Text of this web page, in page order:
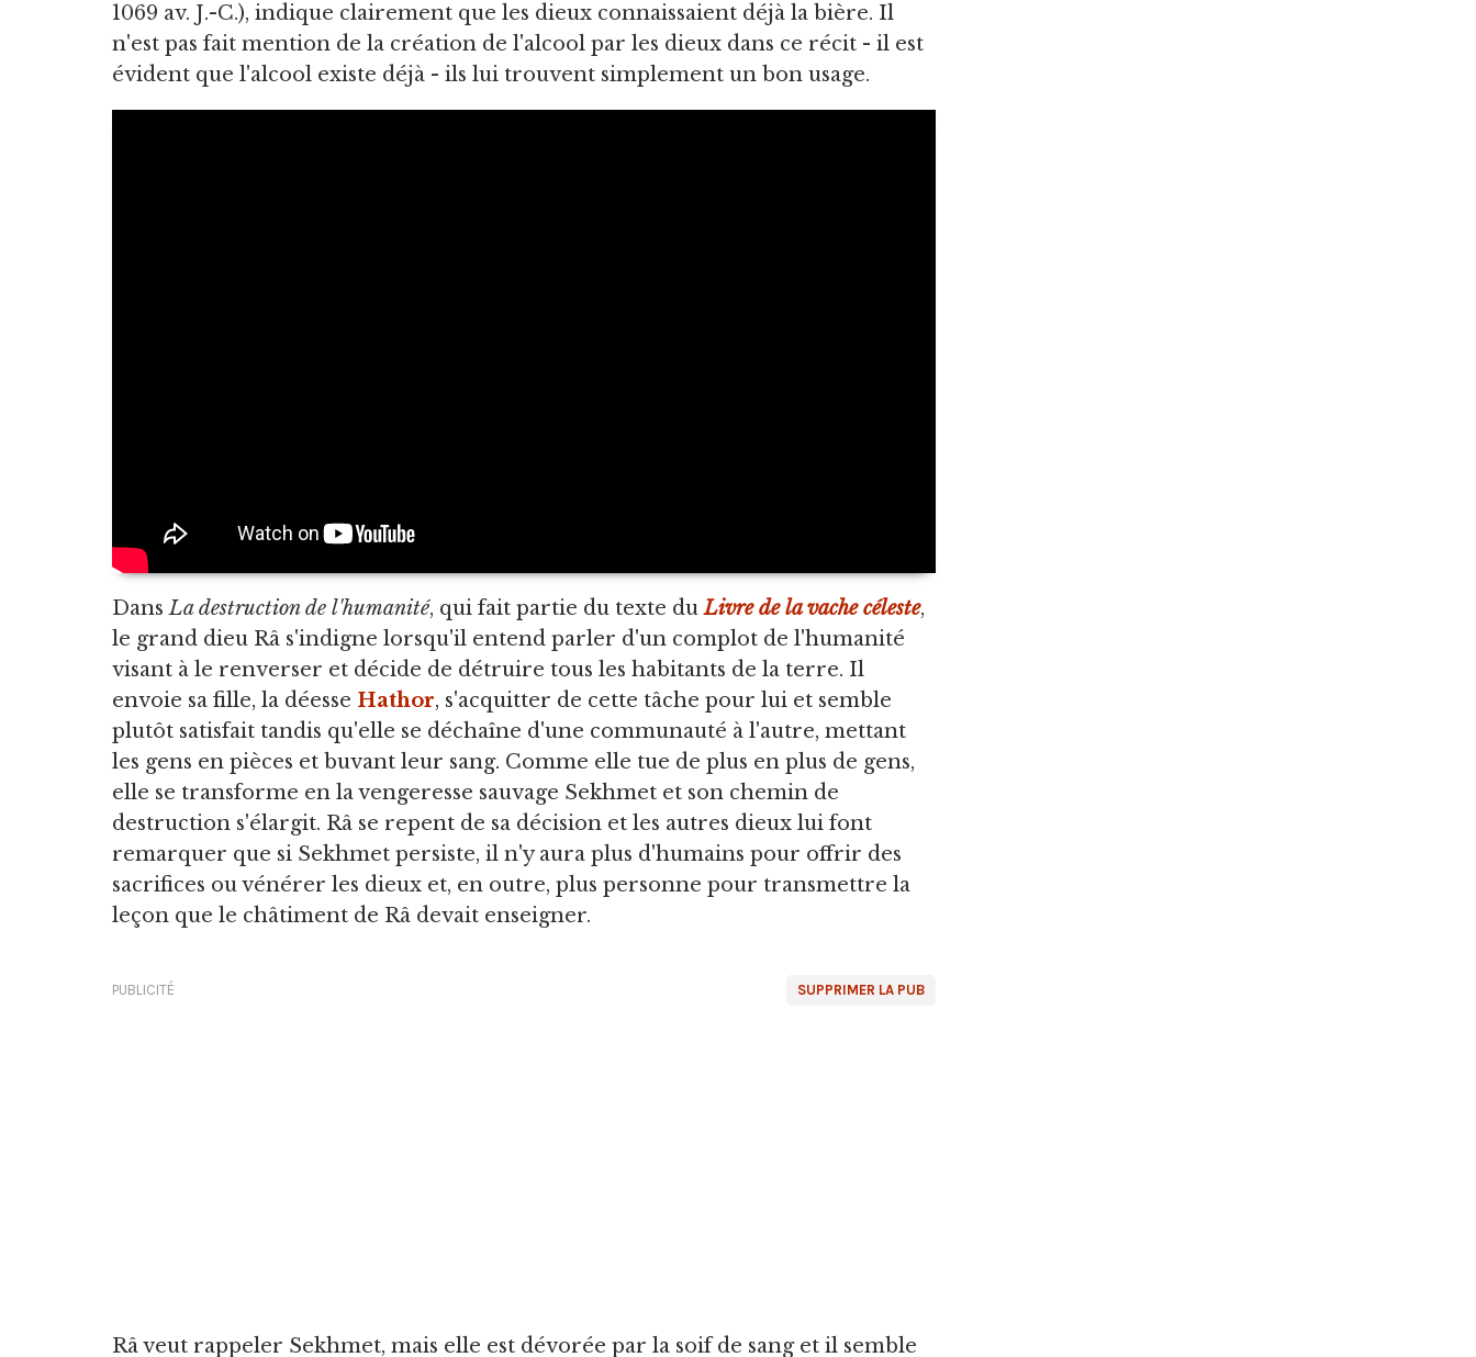
1069 av. J.-C.), indique clairement que les dieux connaissaient déjà la bière. Il
n'est pas fait mention de la création de l'alcool par les dieux dans ce récit - il est
évident que l'alcool existe déjà - ils lui trouvent simplement un bon usage.
DansLa destruction de l'humanité, qui fait partie du texte duLivre de la vache céleste,
le grand dieu Râ s'indigne lorsqu'il entend parler d'un complot de l'humanité
visant à le renverser et décide de détruire tous les habitants de la terre. Il
envoie sa fille, la déesse Hathor, s'acquitter de cette tâche pour lui et semble
plutôt satisfait tandis qu'elle se déchaîne d'une communauté à l'autre, mettant
les gens en pièces et buvant leur sang. Comme elle tue de plus en plus de gens,
elle se transforme en la vengeresse sauvage Sekhmet et son chemin de
destruction s'élargit. Râ se repent de sa décision et les autres dieux lui font
remarquer que si Sekhmet persiste, il n'y aura plus d'humains pour offrir des
sacrifices ou vénérer les dieux et, en outre, plus personne pour transmettre la
leçon que le châtiment de Râ devait enseigner.
SUPPRIMER LA PUB
PUBLICITÉ
Râ veut rappeler Sekhmet, mais elle est dévorée par la soif de sang et il semble